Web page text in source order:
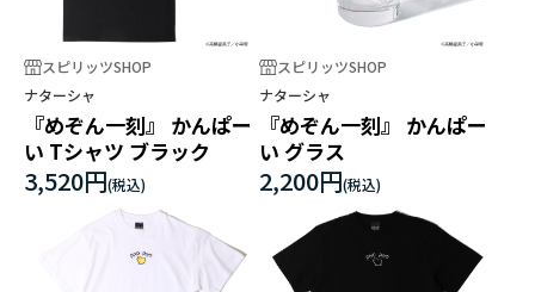
スピリッツSHOP
ナターシャ
『めぞん一刻』 かんぱー
い Tシャツ ブラック
3,520円
スピリッツSHOP
ナターシャ
『めぞん一刻』 かんぱー
い グラス
2,200円